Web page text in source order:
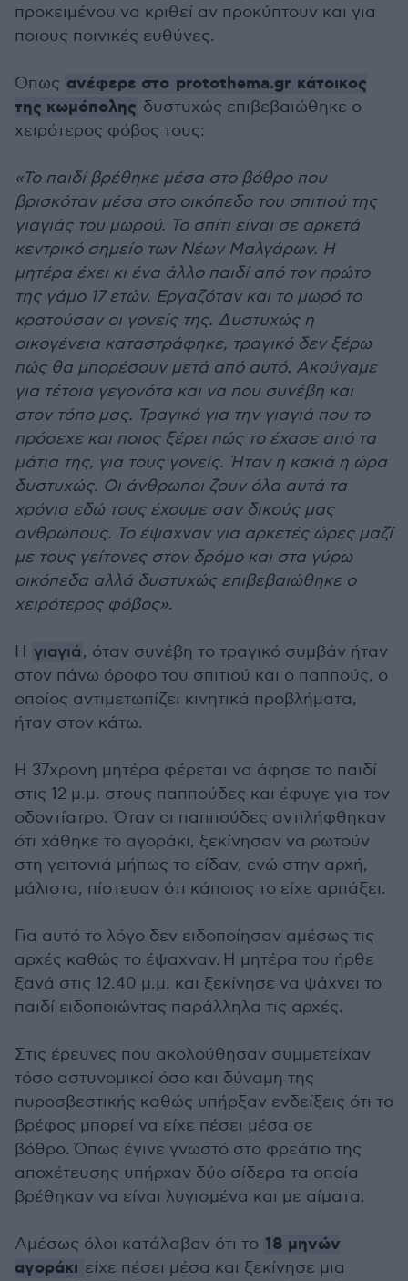
προκειμένου να κριθεί αν προκύπτουν και για
ποιους ποινικές ευθύνες.
Όπως ανέφερε στο protothema.gr κάτοικος
της κωμόπολης δυστυχώς επιβεβαιώθηκε ο
χειρότερος φόβος τους:
«Το παιδί βρέθηκε μέσα στο βόθρο που
βρισκόταν μέσα στο οικόπεδο του σπιτιού της
γιαγιάς του μωρού. Το σπίτι είναι σε αρκετά
κεντρικό σημείο των Νέων Μαλγάρων. Η
μητέρα έχει κι ένα άλλο παιδί από τον πρώτο
της γάμο 17 ετών. Εργαζόταν και το μωρό το
κρατούσαν οι γονείς της. Δυστυχώς η
οικογένεια καταστράφηκε, τραγικό δεν ξέρω
πώς θα μπορέσουν μετά από αυτό. Ακούγαμε
για τέτοια γεγονότα και να που συνέβη και
στον τόπο μας. Τραγικό για την γιαγιά που το
πρόσεχε και ποιος ξέρει πώς το έχασε από τα
μάτια της, για τους γονείς. Ήταν η κακιά η ώρα
δυστυχώς. Οι άνθρωποι ζουν όλα αυτά τα
χρόνια εδώ τους έχουμε σαν δικούς μας
ανθρώπους. Το έψαχναν για αρκετές ώρες μαζί
με τους γείτονες στον δρόμο και στα γύρω
οικόπεδα αλλά δυστυχώς επιβεβαιώθηκε ο
χειρότερος φόβος».
Η γιαγιά, όταν συνέβη το τραγικό συμβάν ήταν
στον πάνω όροφο του σπιτιού και ο παππούς, ο
οποίος αντιμετωπίζει κινητικά προβλήματα,
ήταν στον κάτω.
Η 37χρονη μητέρα φέρεται να άφησε το παιδί
στις 12 μ.μ. στους παππούδες και έφυγε για τον
οδοντίατρο. Όταν οι παππούδες αντιλήφθηκαν
ότι χάθηκε το αγοράκι, ξεκίνησαν να ρωτούν
στη γειτονιά μήπως το είδαν, ενώ στην αρχή,
μάλιστα, πίστευαν ότι κάποιος το είχε αρπάξει.
Για αυτό το λόγο δεν ειδοποίησαν αμέσως τις
αρχές καθώς το έψαχναν. Η μητέρα του ήρθε
ξανά στις 12.40 μ.μ. και ξεκίνησε να ψάχνει το
παιδί ειδοποιώντας παράλληλα τις αρχές.
Στις έρευνες που ακολούθησαν συμμετείχαν
τόσο αστυνομικοί όσο και δύναμη της
πυροσβεστικής καθώς υπήρξαν ενδείξεις ότι το
βρέφος μπορεί να είχε πέσει μέσα σε
βόθρο.Όπως έγινε γνωστό στο φρεάτιο της
αποχέτευσης υπήρχαν δύο σίδερα τα οποία
βρέθηκαν να είναι λυγισμένα και με αίματα.
Αμέσως όλοι κατάλαβαν ότι το 18 μηνών
αγοράκι είχε πέσει μέσα και ξεκίνησε μια